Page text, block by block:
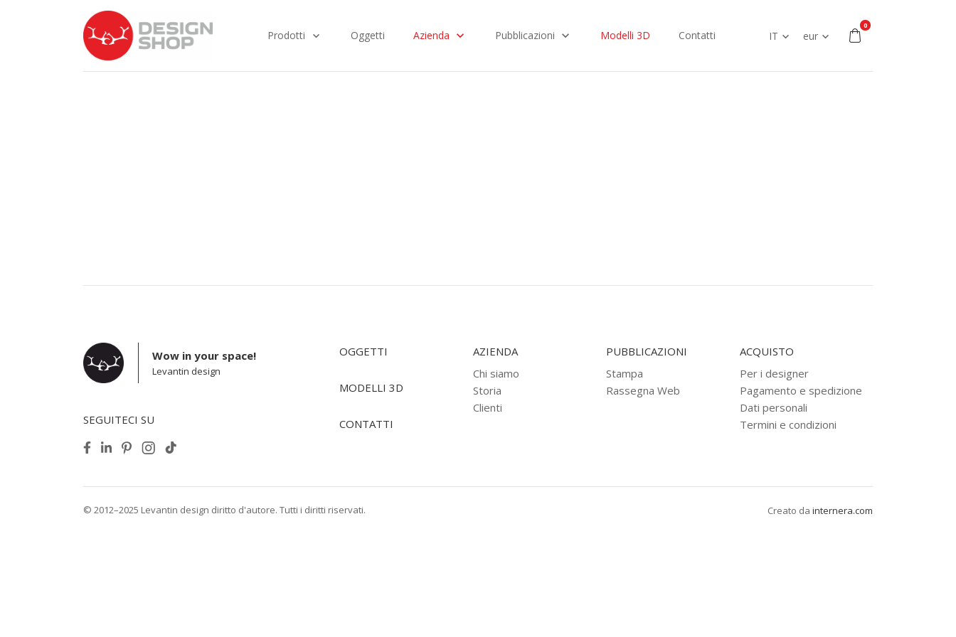
Prodotti Oggetti Azienda Pubblicazioni Modelli 3D Contatti IT eur
0
Wow in your space!
Levantin design
SEGUITECI SU
OGGETTI
AZIENDA
Chi siamo
Storia
Clienti
PUBBLICAZIONI
Stampa
Rassegna Web
MODELLI 3D
CONTATTI
ACQUISTO
Per i designer
Pagamento e spedizione
Dati personali
Termini e condizioni
© 2012–2025 Levantin design diritto d'autore. Tutti i diritti riservati. Creato da internera.com